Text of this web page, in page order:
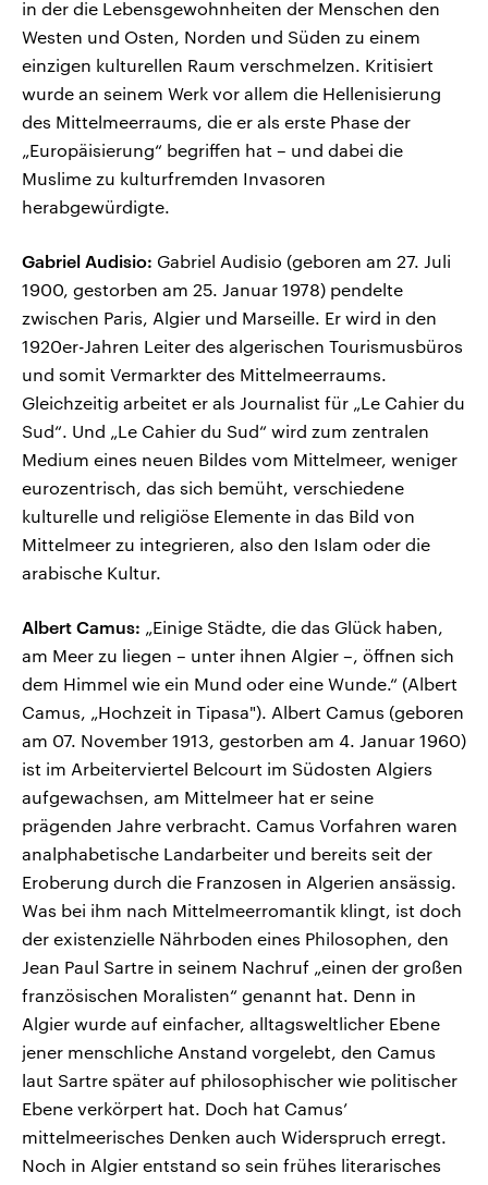
in der die Lebensgewohnheiten der Menschen den
Westen und Osten, Norden und Süden zu einem
einzigen kulturellen Raum verschmelzen. Kritisiert
wurde an seinem Werk vor allem die Hellenisierung
des Mittelmeerraums, die er als erste Phase der
„Europäisierung“ begriffen hat – und dabei die
Muslime zu kulturfremden Invasoren
herabgewürdigte.
Gabriel Audisio: Gabriel Audisio (geboren am 27. Juli
1900, gestorben am 25. Januar 1978) pendelte
zwischen Paris, Algier und Marseille. Er wird in den
1920er-Jahren Leiter des algerischen Tourismusbüros
und somit Vermarkter des Mittelmeerraums.
Gleichzeitig arbeitet er als Journalist für „Le Cahier du
Sud“. Und „Le Cahier du Sud“ wird zum zentralen
Medium eines neuen Bildes vom Mittelmeer, weniger
eurozentrisch, das sich bemüht, verschiedene
kulturelle und religiöse Elemente in das Bild von
Mittelmeer zu integrieren, also den Islam oder die
arabische Kultur.
Albert Camus: „Einige Städte, die das Glück haben,
am Meer zu liegen – unter ihnen Algier –, öffnen sich
dem Himmel wie ein Mund oder eine Wunde.“ (Albert
Camus, „Hochzeit in Tipasa"). Albert Camus (geboren
am 07. November 1913, gestorben am 4. Januar 1960)
ist im Arbeiterviertel Belcourt im Südosten Algiers
aufgewachsen, am Mittelmeer hat er seine
prägenden Jahre verbracht. Camus Vorfahren waren
analphabetische Landarbeiter und bereits seit der
Eroberung durch die Franzosen in Algerien ansässig.
Was bei ihm nach Mittelmeerromantik klingt, ist doch
der existenzielle Nährboden eines Philosophen, den
Jean Paul Sartre in seinem Nachruf „einen der großen
französischen Moralisten“ genannt hat. Denn in
Algier wurde auf einfacher, alltagsweltlicher Ebene
jener menschliche Anstand vorgelebt, den Camus
laut Sartre später auf philosophischer wie politischer
Ebene verkörpert hat. Doch hat Camus’
mittelmeerisches Denken auch Widerspruch erregt.
Noch in Algier entstand so sein frühes literarisches